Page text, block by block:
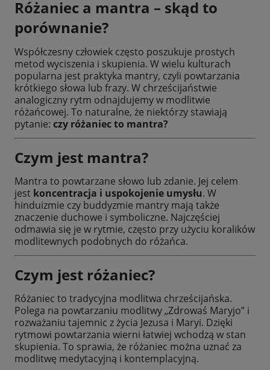
Różaniec a mantra – skąd to
porównanie?
Współczesny człowiek często poszukuje prostych
metod wyciszenia i skupienia. W wielu kulturach
popularna jest praktyka mantry, czyli powtarzania
krótkiego słowa lub frazy. W chrześcijaństwie
analogiczny rytm odnajdujemy w modlitwie
różańcowej. To naturalne, że niektórzy stawiają
pytanie: czy różaniec to mantra?
Czym jest mantra?
Mantra to powtarzane słowo lub zdanie. Jej celem
jest koncentracja i uspokojenie umysłu. W
hinduizmie czy buddyzmie mantry mają także
znaczenie duchowe i symboliczne. Najczęściej
odmawia się je w rytmie, często przy użyciu koralików
modlitewnych podobnych do różańca.
Czym jest różaniec?
Różaniec to tradycyjna modlitwa chrześcijańska.
Polega na powtarzaniu modlitwy „Zdrowaś Maryjo” i
rozważaniu tajemnic z życia Jezusa i Maryi. Dzięki
rytmowi powtarzania wierni łatwiej wchodzą w stan
skupienia. To sprawia, że różaniec można uznać za
modlitwę medytacyjną i kontemplacyjną.